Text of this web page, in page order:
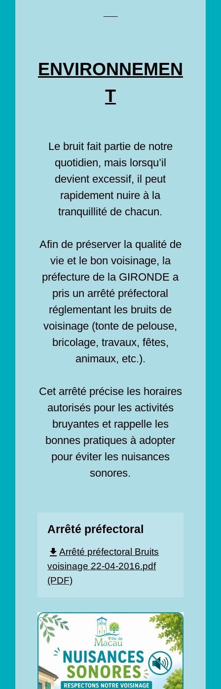
ENVIRONNEMEN
T
Le bruit fait partie de notre
quotidien, mais lorsqu’il
devient excessif, il peut
rapidement nuire à la
tranquillité de chacun.
Afin de préserver la qualité de
vie et le bon voisinage, la
préfecture de la GIRONDE a
pris un arrêté préfectoral
réglementant les bruits de
voisinage (tonte de pelouse,
bricolage, travaux, fêtes,
animaux, etc.).
Cet arrêté précise les horaires
autorisés pour les activités
bruyantes et rappelle les
bonnes pratiques à adopter
pour éviter les nuisances
sonores.
Arrêté préfectoral
file_downloadArrêté préfectoral Bruits
voisinage 22-04-2016.pdf
(PDF)